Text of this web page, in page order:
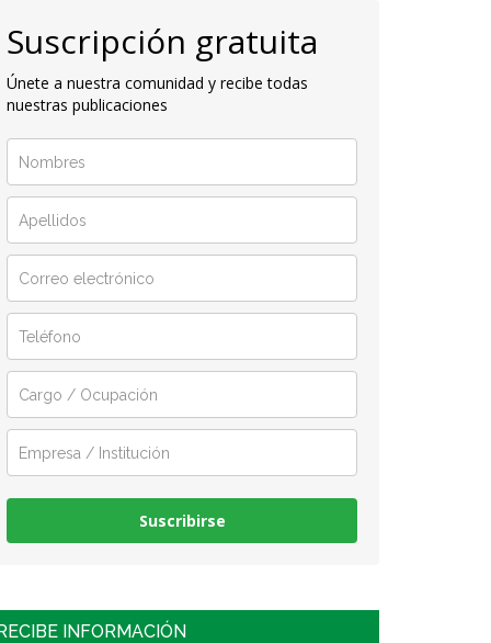
Suscripción gratuita
Únete a nuestra comunidad y recibe todas
nuestras publicaciones
Suscribirse
INFORMACIÓN